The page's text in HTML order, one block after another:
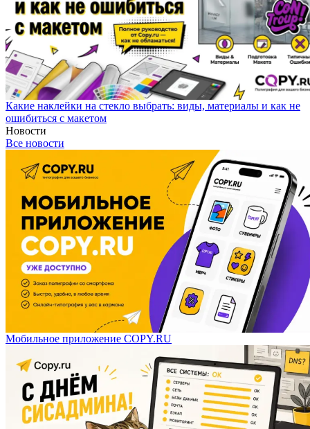
Какие наклейки на стекло выбрать: виды, материалы и как не
ошибиться с макетом
Новости
Все новости
Мобильное приложение COPY.RU